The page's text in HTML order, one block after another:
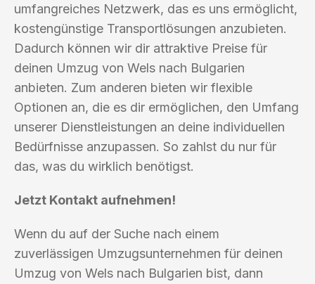
umfangreiches Netzwerk, das es uns ermöglicht,
kostengünstige Transportlösungen anzubieten.
Dadurch können wir dir attraktive Preise für
deinen Umzug von Wels nach Bulgarien
anbieten. Zum anderen bieten wir flexible
Optionen an, die es dir ermöglichen, den Umfang
unserer Dienstleistungen an deine individuellen
Bedürfnisse anzupassen. So zahlst du nur für
das, was du wirklich benötigst.
Jetzt Kontakt aufnehmen!
Wenn du auf der Suche nach einem
zuverlässigen Umzugsunternehmen für deinen
Umzug von Wels nach Bulgarien bist, dann